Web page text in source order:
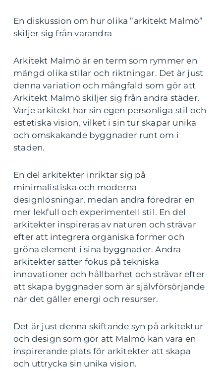
En diskussion om hur olika ”arkitekt Malmö”
skiljer sig från varandra
Arkitekt Malmö är en term som rymmer en
mängd olika stilar och riktningar. Det är just
denna variation och mångfald som gör att
Arkitekt Malmö skiljer sig från andra städer.
Varje arkitekt har sin egen personliga stil och
estetiska vision, vilket i sin tur skapar unika
och omskakande byggnader runt om i
staden.
En del arkitekter inriktar sig på
minimalistiska och moderna
designlösningar, medan andra föredrar en
mer lekfull och experimentell stil. En del
arkitekter inspireras av naturen och strävar
efter att integrera organiska former och
gröna element i sina byggnader. Andra
arkitekter sätter fokus på tekniska
innovationer och hållbarhet och strävar efter
att skapa byggnader som är självförsörjande
när det gäller energi och resurser.
Det är just denna skiftande syn på arkitektur
och design som gör att Malmö kan vara en
inspirerande plats för arkitekter att skapa
och uttrycka sin unika vision.